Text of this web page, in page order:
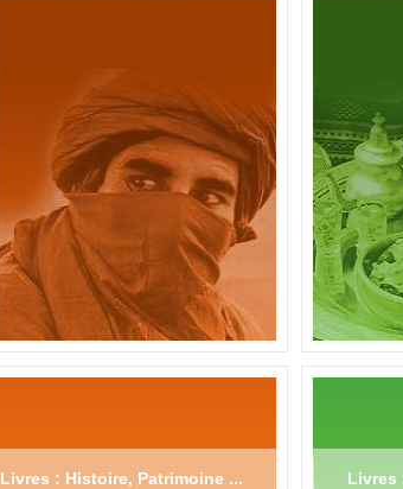
Livres : Histoire, Patrimoine ... Livres